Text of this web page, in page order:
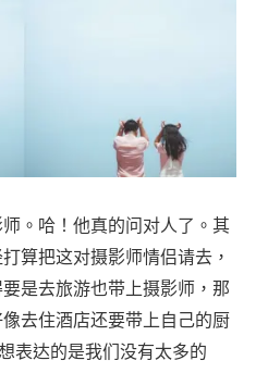
。哈！他真的问对人了。其
算把这对摄影师情侣请去，
是去旅游也带上摄影师，那
去住酒店还要带上自己的厨
表达的是我们没有太多的